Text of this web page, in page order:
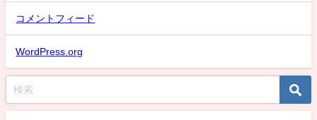
コメントフィード
WordPress.org